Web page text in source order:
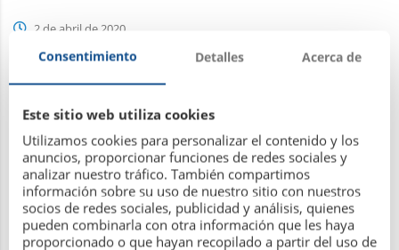
2 de abril de 2020
Liga Social de Pádel 2019/2020
Consentimiento Detalles Acerca de
Este sitio web utiliza cookies
Utilizamos cookies para personalizar el contenido y los
anuncios, proporcionar funciones de redes sociales y
analizar nuestro tráfico. También compartimos
información sobre su uso de nuestro sitio con nuestros
socios de redes sociales, publicidad y análisis, quienes
pueden combinarla con otra información que les haya
proporcionado o que hayan recopilado a partir del uso de